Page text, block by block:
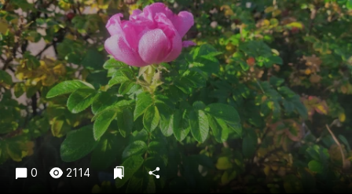
Образование
Общество
Погода
Праздники
Происшествия
Спорт
Экономика и бизнес
ПРОЕКТЫ
0 2114